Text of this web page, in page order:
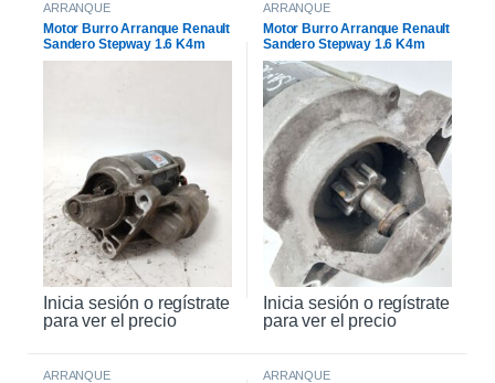
ARRANQUE
Motor Burro Arranque Renault
Sandero Stepway 1.6 K4m
Original
Inicia sesión o regístrate
para ver el precio
ARRANQUE
Motor Burro Arranque Renault
Sandero Stepway 1.6 K4m
Inicia sesión o regístrate
para ver el precio
ARRANQUE ARRANQUE